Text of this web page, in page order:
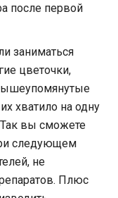
после первой
заниматься
цветочки,
хватило на одну
вы сможете
следующем
не
Плюс